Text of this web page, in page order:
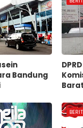
Bandung